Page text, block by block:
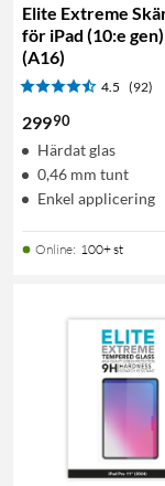
Elite Extreme
för iPad (10:e
(A16)
4.5 (92)
29990
Härdat glas
0,46 mm tunt
Enkel applicering
Online: 100+ st